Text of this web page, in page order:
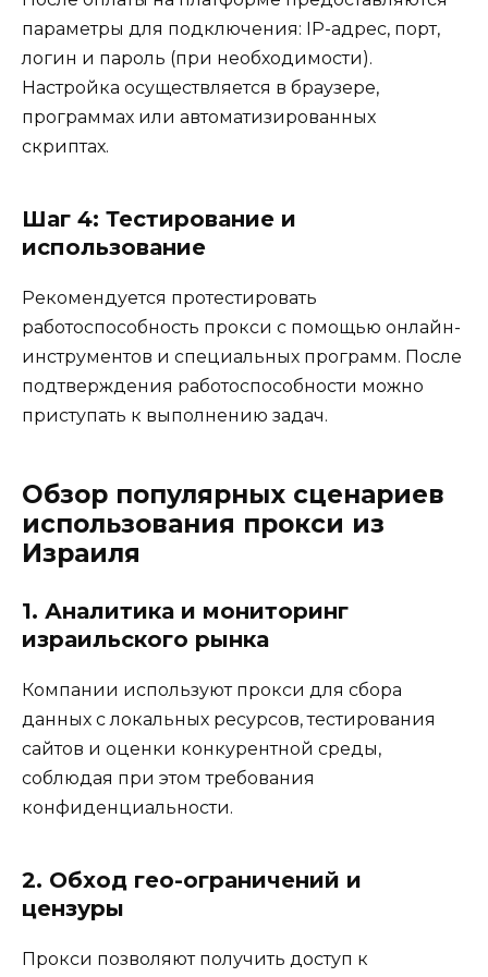
параметры для подключения: IP-адрес, порт,
логин и пароль (при необходимости).
Настройка осуществляется в браузере,
программах или автоматизированных
скриптах.
Шаг 4: Тестирование и
использование
Рекомендуется протестировать
работоспособность прокси с помощью онлайн-
инструментов и специальных программ. После
подтверждения работоспособности можно
приступать к выполнению задач.
Обзор популярных сценариев
использования прокси из
Израиля
1. Аналитика и мониторинг
израильского рынка
Компании используют прокси для сбора
данных с локальных ресурсов, тестирования
сайтов и оценки конкурентной среды,
соблюдая при этом требования
конфиденциальности.
2. Обход гео-ограничений и
цензуры
Прокси позволяют получить доступ к